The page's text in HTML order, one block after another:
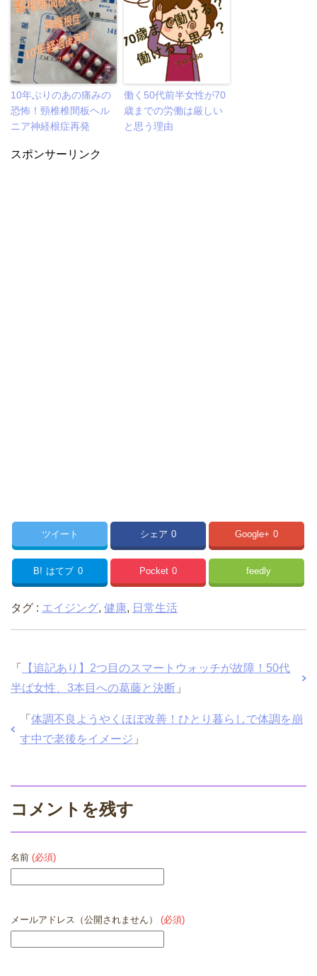
10年ぶりのあの痛みの
恐怖！頸椎椎間板ヘル
ニア神経根症再発
働く50代前半女性が70
歳までの労働は厳しい
と思う理由
スポンサーリンク
ツイート シェア 0 Google+ 0
B! はてブ 0 Pocket 0 feedly
タグ : エイジング, 健康, 日常生活
「
【追記あり】2つ目のスマートウォッチが故障！50代
半ば女性、3本目への葛藤と決断 」
「 体調不良ようやくほぼ改善！ひとり暮らしで体調を崩
す中で老後をイメージ 」
コメントを残す
名前 (必須)
メールアドレス（公開されません） (必須)